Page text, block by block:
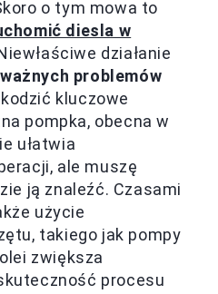
o tym mowa to
diesla w
działanie
problemów
kluczowe
pompka, obecna w
ułatwia
ale muszę
ją znaleźć. Czasami
użycie
takiego jak pompy
zwiększa
procesu